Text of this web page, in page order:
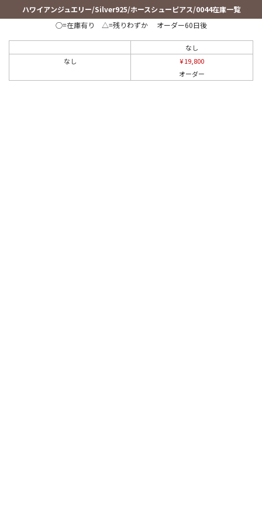
ハワイアンジュエリー/Silver925/ホースシューピアス/0044在庫一覧
○=在庫有り △=残りわずか オーダー60日後
なし
なし
¥ 19,800
オーダー